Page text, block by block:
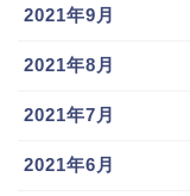
2021年9月
2021年8月
2021年7月
2021年6月